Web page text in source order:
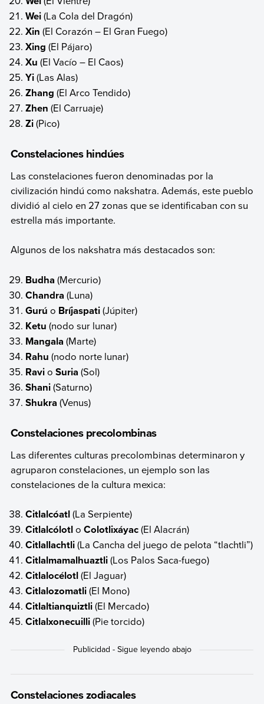
Wei(La Cola del Dragón)
Xin(El Corazón – El Gran Fuego)
Xing(El Pájaro)
Xu(El Vacío – El Caos)
Yi(Las Alas)
Zhang(El Arco Tendido)
Zhen(El Carruaje)
Zi(Pico)
Constelaciones hindúes
Las constelaciones fueron denominadas por la
civilización hindú como nakshatra. Además, este pueblo
dividió al cielo en 27 zonas que se identificaban con su
estrella más importante.
Algunos de los nakshatra más destacados son:
Budha(Mercurio)
Chandra(Luna)
Gurúo Bríjaspati(Júpiter)
Ketu(nodo sur lunar)
Mangala(Marte)
Rahu(nodo norte lunar)
Ravio Suria (Sol)
Shani(Saturno)
Shukra(Venus)
Constelaciones precolombinas
Las diferentes culturas precolombinas determinaron y
agruparon constelaciones, un ejemplo son las
constelaciones de la cultura mexica:
Citlalcóatl(La Serpiente)
Citlalcólotlo Colotlixáyac(El Alacrán)
Citlallachtli(La Cancha del juego de pelota “tlachtli”)
Citlalmamalhuaztli(Los Palos Saca-fuego)
Citlalocélotl(El Jaguar)
Citlalozomatli(El Mono)
Citlaltianquiztli(El Mercado)
Citlalxonecuilli(Pie torcido)
Constelaciones zodiacales